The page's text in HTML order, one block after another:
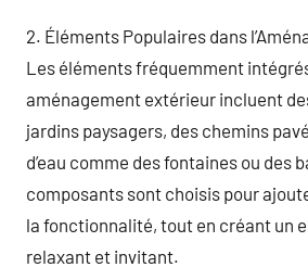
2. Éléments Populaires dans
Les éléments fréquemment
aménagement extérieur incluent
jardins paysagers, des chemins
d’eau comme des fontaines ou des
composants sont choisis pour
la fonctionnalité, tout en créant un
relaxant et invitant.